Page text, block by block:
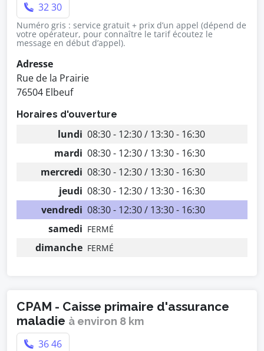
32 30
Numéro gris : service gratuit + prix d’un appel (dépend de
votre opérateur, pour connaître le tarif écoutez le
message en début d’appel).
Adresse
Rue de la Prairie
76504 Elbeuf
Horaires d'ouverture
lundi 08:30 - 12:30 / 13:30 - 16:30
mardi 08:30 - 12:30 / 13:30 - 16:30
mercredi 08:30 - 12:30 / 13:30 - 16:30
jeudi 08:30 - 12:30 / 13:30 - 16:30
vendredi 08:30 - 12:30 / 13:30 - 16:30
samedi FERMÉ
dimanche FERMÉ
CPAM - Caisse primaire d'assurance
maladie à environ 8 km
36 46